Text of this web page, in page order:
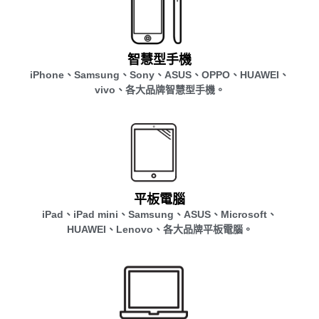
智慧型手機
iPhone、Samsung、Sony、ASUS、OPPO、HUAWEI、
vivo、各大品牌智慧型手機。
平板電腦
iPad、iPad mini、Samsung、ASUS、Microsoft、
HUAWEI、Lenovo、各大品牌平板電腦。